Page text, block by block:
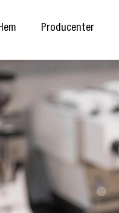
Producenter